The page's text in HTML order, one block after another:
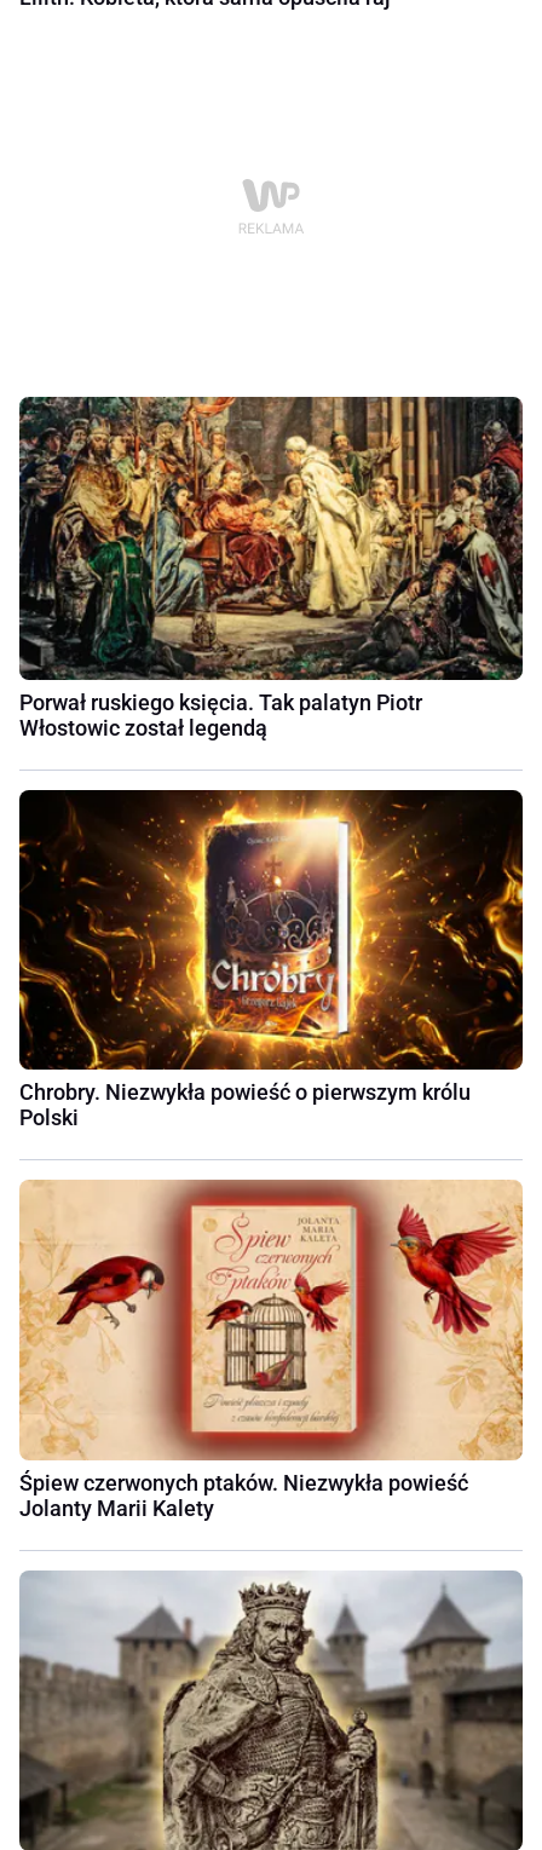
Porwał ruskiego księcia. Tak palatyn Piotr
Włostowic został legendą
Chrobry. Niezwykła powieść o pierwszym królu
Polski
Śpiew czerwonych ptaków. Niezwykła powieść
Jolanty Marii Kalety